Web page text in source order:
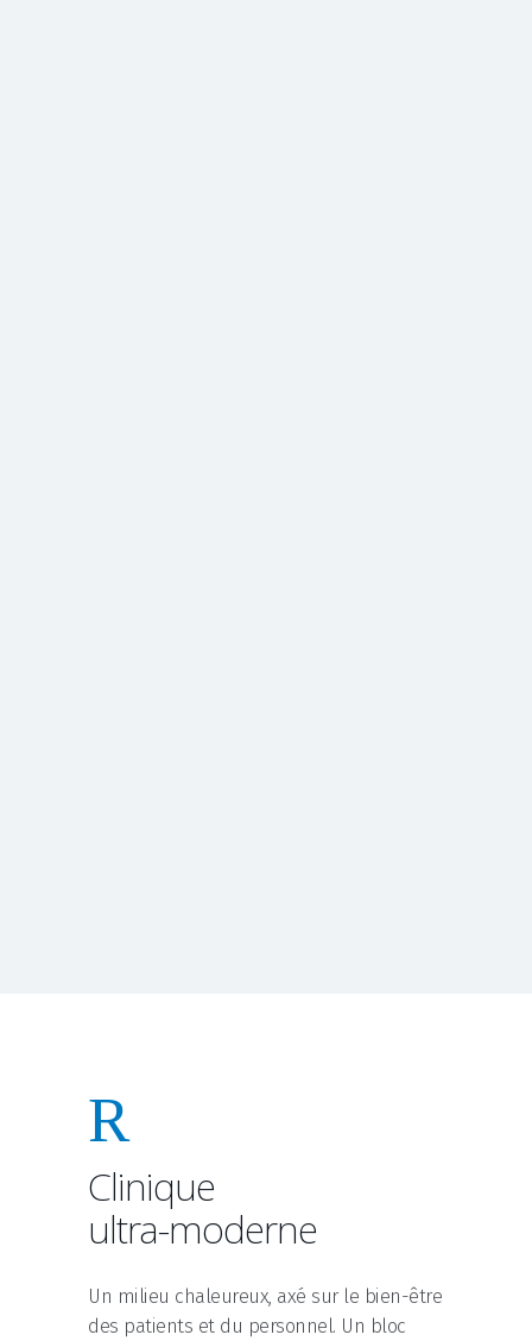
Clinique
ultra-moderne
Un milieu chaleureux, axé sur le bien-être
des patients et du personnel. Un bloc